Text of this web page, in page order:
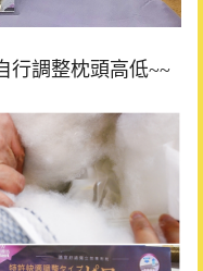
行調整枕頭高低~~